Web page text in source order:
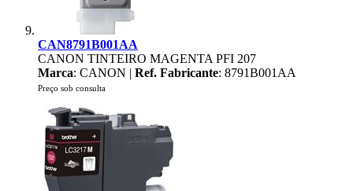
CAN8791B001AA
CANON TINTEIRO MAGENTA PFI 207
Marca: CANON | Ref. Fabricante: 8791B001AA
Preço sob consulta